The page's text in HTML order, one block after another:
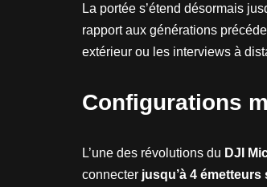
La portée s’étend désormais
rapport aux générations
extérieur ou les interviews à
Configurations
L’une des révolutions du DJI
connecter jusqu’à 4